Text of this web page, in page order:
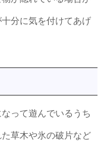
分に気を付けてあげ
って遊んでいるうち
草木や氷の破片など